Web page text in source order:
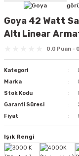
Goya 42 Watt
Altı Linear
0.0 Puan -
Kategori
Marka
Stok Kodu
Garanti Süresi
Fiyat
Işık Rengi